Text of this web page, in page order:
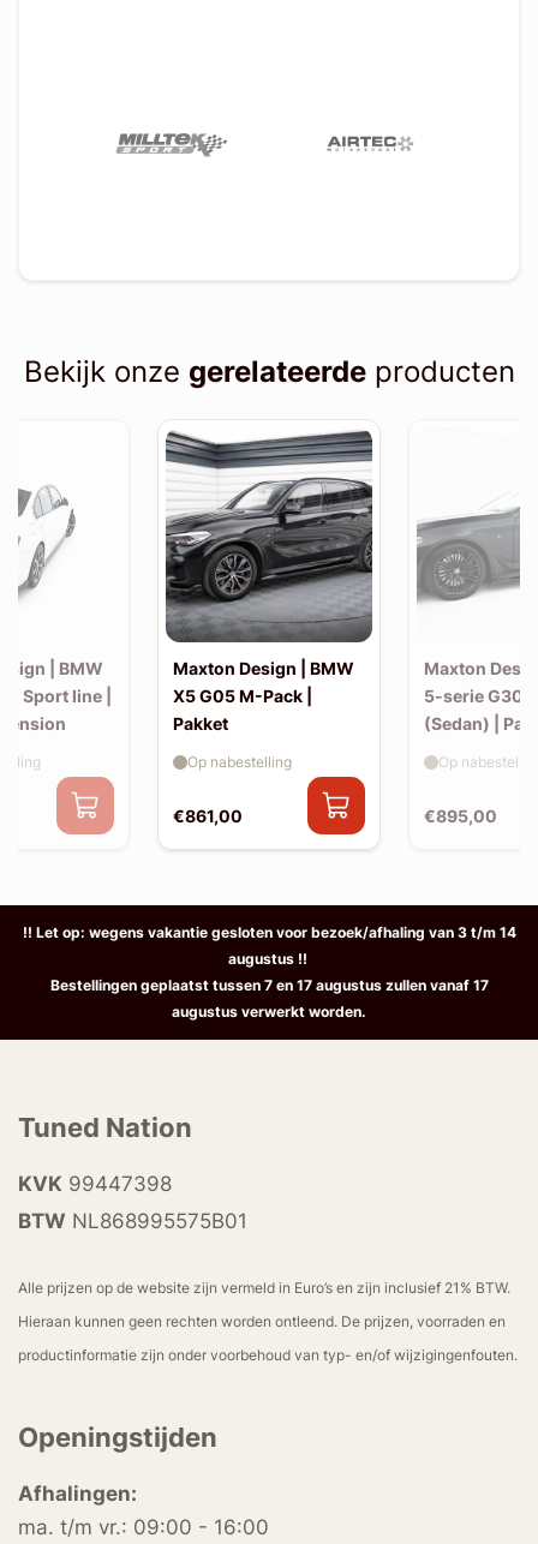
Bekijk onze gerelateerdeproducten
| BMW
Sport line |
Maxton Design | BMW
X5 G05 M-Pack |
Pakket
€861,00
Op nabestelling
Maxton
5-serie G30
(Sedan) |
€895,00
Op
!! Let op: wegens vakantie gesloten voor bezoek/afhaling van 3 t/m 14
augustus !!
Bestellingen geplaatst tussen 7 en 17 augustus zullen vanaf 17
augustus verwerkt worden.
Tuned Nation
KVK 99447398
BTW NL868995575B01
Alle prijzen op de website zijn vermeld in Euro’s en zijn inclusief 21% BTW.
Hieraan kunnen geen rechten worden ontleend. De prijzen, voorraden en
productinformatie zijn onder voorbehoud van typ- en/of wijzigingenfouten.
Openingstijden
Afhalingen:
ma. t/m vr.: 09:00 - 16:00